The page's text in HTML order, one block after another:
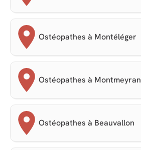
Ostéopathes à Montéléger
Ostéopathes à Montmeyran
Ostéopathes à Beauvallon